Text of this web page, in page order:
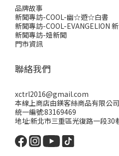
品牌故事
新聞專訪-COOL-幽☆遊☆白書
新聞專訪-COOL-EVANGELION
新聞專訪-妞新聞
門市資訊
聯絡我們
xctrl2016@gmail.com
本線上商店由鎂客絲商品有限公
統一編號:83169469
地址:新北市三重區光復路一段30